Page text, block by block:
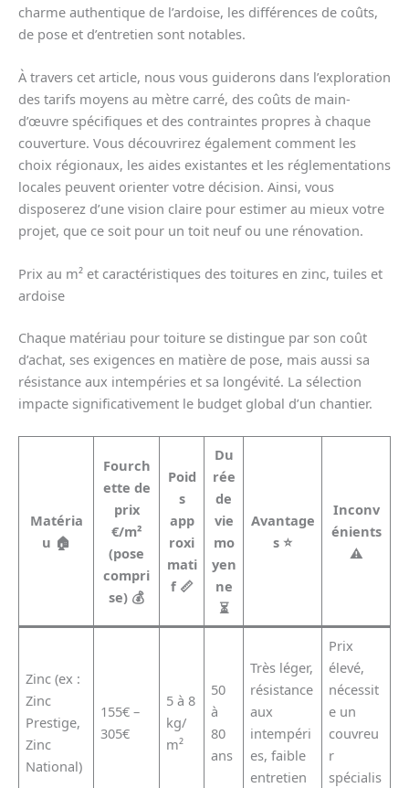
charme authentique de l’ardoise, les différences de coûts,
de pose et d’entretien sont notables.
À travers cet article, nous vous guiderons dans l’exploration
des tarifs moyens au mètre carré, des coûts de main-
d’œuvre spécifiques et des contraintes propres à chaque
couverture. Vous découvrirez également comment les
choix régionaux, les aides existantes et les réglementations
locales peuvent orienter votre décision. Ainsi, vous
disposerez d’une vision claire pour estimer au mieux votre
projet, que ce soit pour un toit neuf ou une rénovation.
Prix au m² et caractéristiques des toitures en zinc, tuiles et
ardoise
Chaque matériau pour toiture se distingue par son coût
d’achat, ses exigences en matière de pose, mais aussi sa
résistance aux intempéries et sa longévité. La sélection
impacte significativement le budget global d’un chantier.
Matéria
u 🏠
Fourch
ette de
prix
€/m²
(pose
compri
se) 💰
Poid
s
app
roxi
mati
f 📏
Du
rée
de
vie
mo
yen
ne
⏳
Avantage
s ⭐
Inconv
énients
⚠️
Zinc (ex :
Zinc
Prestige,
Zinc
National)
155€ –
305€
5 à 8
kg/
m²
50
à
80
ans
Très léger,
résistance
aux
intempéri
es, faible
entretien
Prix
élevé,
nécessit
e un
couvreu
r
spécialis